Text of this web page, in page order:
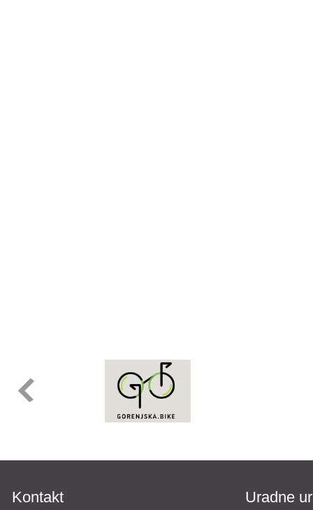
Kontakt Uradne